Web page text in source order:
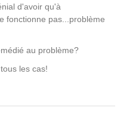
d'avoir qu'à
fonctionne pas...problème
au problème?
les cas!